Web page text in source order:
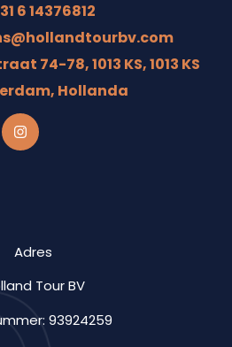
6 14376812
74-78, 1013 KS, 1013 KS
Hollanda
Adres
Tour BV
93924259